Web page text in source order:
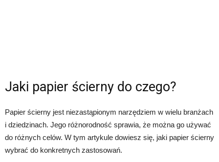
Jaki papier ścierny do czego?
Papier ścierny jest niezastąpionym narzędziem w wielu branżach
i dziedzinach. Jego różnorodność sprawia, że można go używać
do różnych celów. W tym artykule dowiesz się, jaki papier ścierny
wybrać do konkretnych zastosowań.